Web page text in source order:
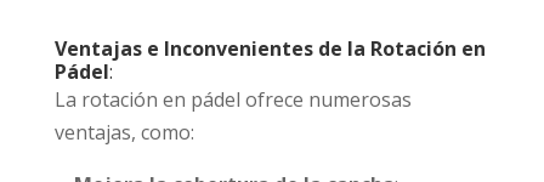
Ventajas e Inconvenientes de la Rotación en
Pádel:
La rotación en pádel ofrece numerosas
ventajas, como: